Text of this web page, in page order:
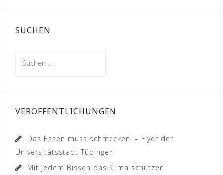
SUCHEN
nach:
VERÖFFENTLICHUNGEN
Das Essen muss schmecken! – Flyer der
Universitätsstadt Tübingen
Mit jedem Bissen das Klima schützen